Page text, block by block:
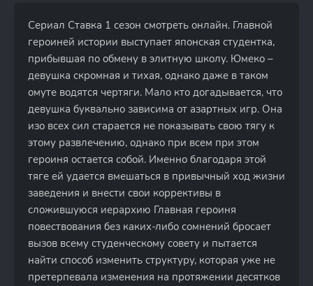
Сериал Ставка 1 сезон смотреть онлайн. Главной
героиней истории выступает японская студентка,
прибывшая по обмену в элитную школу. Юмеко –
девушка скромная и тихая, однако даже в таком
омуте водятся чертяги. Мало кто догадывается, что
девушка буквально зависима от азартных игр. Она
изо всех сил старается не показывать свою тягу к
этому развлечению, однако при всем при этом
героиня остается собой. Именно благодаря этой
тяге ей удается вмешаться в привычный ход жизни
заведения и внести свои коррективы в
сложившуюся иерархию Главная героиня
повествования без каких-либо сомнений бросает
вызов всему студенческому совету и пытается
найти способ изменить структуру, которая уже не
претерпевала изменения на протяжении десятков